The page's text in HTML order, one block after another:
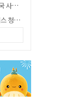
겠다"
쓴소리
대 구속
로 지정'
유예
달라"